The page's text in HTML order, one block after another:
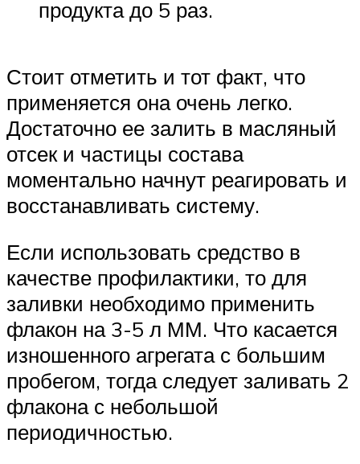
продукта до 5 раз.
Стоит отметить и тот факт, что
применяется она очень легко.
Достаточно ее залить в масляный
отсек и частицы состава
моментально начнут реагировать и
восстанавливать систему.
Если использовать средство в
качестве профилактики, то для
заливки необходимо применить
флакон на 3-5 л ММ. Что касается
изношенного агрегата с большим
пробегом, тогда следует заливать 2
флакона с небольшой
периодичностью.